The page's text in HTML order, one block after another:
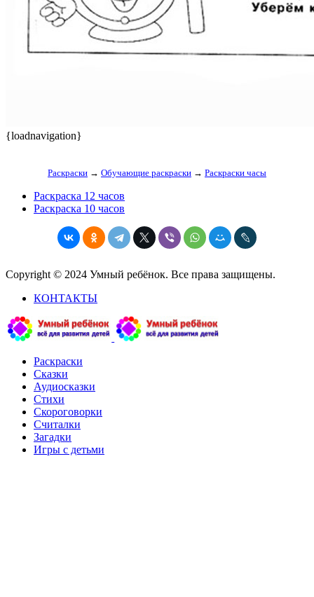
{loadnavigation}
Раскраски → Обучающие раскраски → Раскраски часы
Раскраска 12 часов
Раскраска 10 часов
Copyright © 2024 Умный ребёнок. Все права защищены.
КОНТАКТЫ
Раскраски
Сказки
Аудиосказки
Стихи
Скороговорки
Считалки
Загадки
Игры с детьми